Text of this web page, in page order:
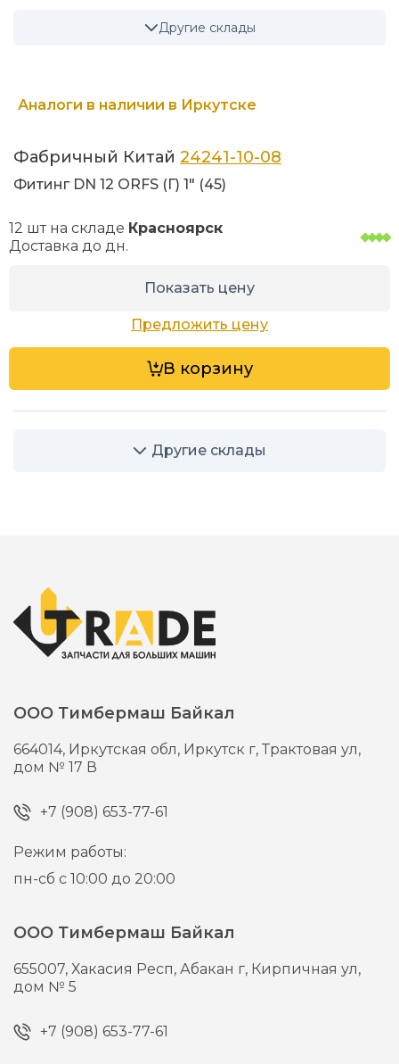
Другие склады
Аналоги в наличии в Иркутске
Фабричный Китай24241-10-08
Фитинг DN 12 ORFS (Г) 1" (45)
12 шт на складе Красноярск
Доставка додн.
Показать цену
Предложить цену
В корзину
Другие склады
ООО Тимбермаш Байкал
664014, Иркутская обл, Иркутск г,Трактовая ул,
дом № 17 В
+7 (908) 653-77-61
Режим работы:
пн-сб с 10:00 до 20:00
ООО Тимбермаш Байкал
655007,Хакасия Респ, Абакан г, Кирпичная ул,
дом № 5
+7 (908) 653-77-61